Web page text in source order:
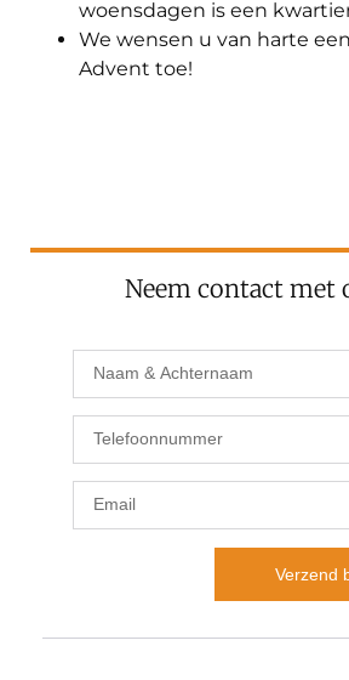
woensdagen is een
We wensen u van harte
Advent toe!
Neem contact met
Verzend